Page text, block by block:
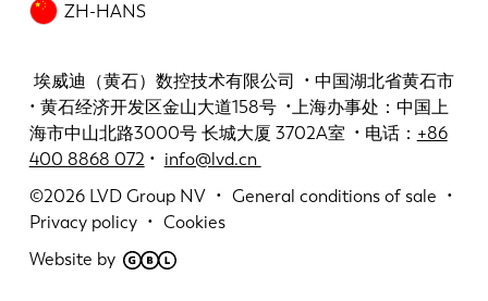
ZH-HANS
埃威迪（黄石）数控技术有限公司 • 中国湖北省黄石市
• 黄石经济开发区金山大道158号 •上海办事处：中国上
海市中山北路3000号 长城大厦 3702A室 • 电话： +86
400 8868 072 • info@lvd.cn
©2026 LVD Group NV
General conditions of sale
Privacy policy
Cookies
Website by